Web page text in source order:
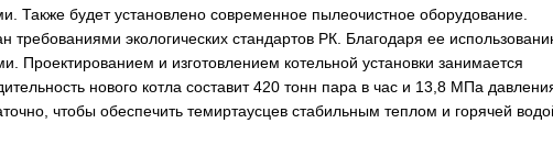
будет установлено современное пылеочистное оборудование.
требованиями экологических стандартов РК. Благодаря ее
Проектированием и изготовлением котельной установки занимается
нового котла составит 420 тонн пара в час и 13,8 МПа
чтобы обеспечить темиртаусцев стабильным теплом и горячей